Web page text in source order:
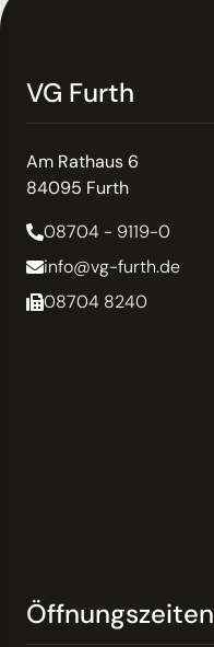
VG Furth
Am Rathaus 6
84095 Furth
08704 - 9119-0
info@vg-furth.de
08704 8240
Öffnungszeiten